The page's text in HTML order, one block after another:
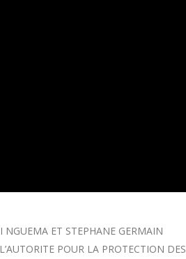
ET STEPHANE GERMAIN
POUR LA PROTECTION DES